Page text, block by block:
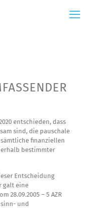
entschieden, dass
sind, die pauschale
finanziellen
bestimmter
Entscheidung
galt eine
28.09.2005 – 5 AZR
und